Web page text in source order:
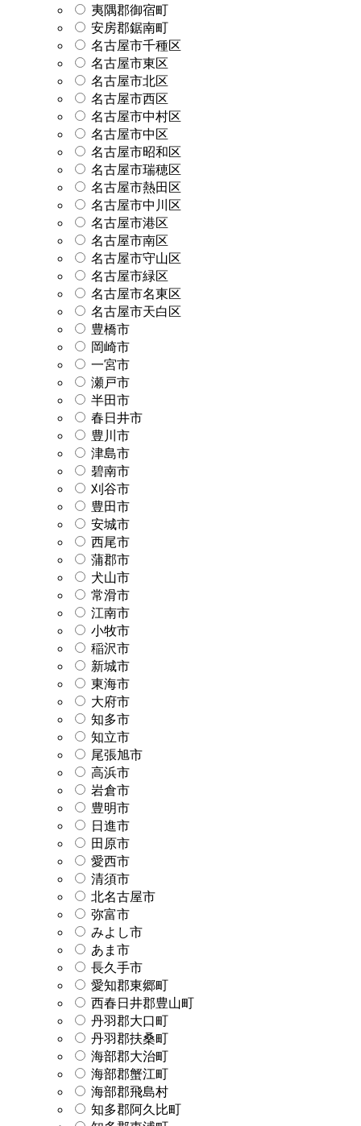
夷隅郡御宿町
安房郡鋸南町
名古屋市千種区
名古屋市東区
名古屋市北区
名古屋市西区
名古屋市中村区
名古屋市中区
名古屋市昭和区
名古屋市瑞穂区
名古屋市熱田区
名古屋市中川区
名古屋市港区
名古屋市南区
名古屋市守山区
名古屋市緑区
名古屋市名東区
名古屋市天白区
豊橋市
岡崎市
一宮市
瀬戸市
半田市
春日井市
豊川市
津島市
碧南市
刈谷市
豊田市
安城市
西尾市
蒲郡市
犬山市
常滑市
江南市
小牧市
稲沢市
新城市
東海市
大府市
知多市
知立市
尾張旭市
高浜市
岩倉市
豊明市
日進市
田原市
愛西市
清須市
北名古屋市
弥富市
みよし市
あま市
長久手市
愛知郡東郷町
西春日井郡豊山町
丹羽郡大口町
丹羽郡扶桑町
海部郡大治町
海部郡蟹江町
海部郡飛島村
知多郡阿久比町